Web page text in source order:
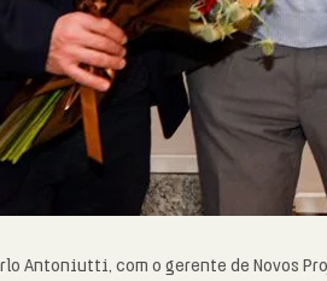
Antoniutti, com o gerente de Novos